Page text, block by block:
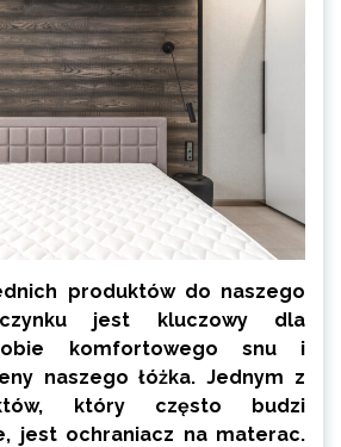
produktów do naszego
jest kluczowy dla
komfortowego snu i
naszego łóżka. Jednym z
który często budzi
jest ochraniacz na materac.